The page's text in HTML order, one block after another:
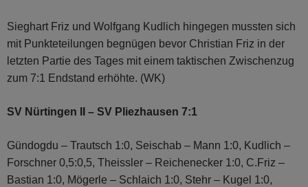
Sieghart Friz und Wolfgang Kudlich hingegen mussten sich
mit Punkteteilungen begnügen bevor Christian Friz in der
letzten Partie des Tages mit einem taktischen Zwischenzug
zum 7:1 Endstand erhöhte. (WK)
SV Nürtingen II – SV Pliezhausen 7:1
Gündogdu – Trautsch 1:0, Seischab – Mann 1:0, Kudlich –
Forschner 0,5:0,5, Theissler – Reichenecker 1:0, C.Friz –
Bastian 1:0, Mögerle – Schlaich 1:0, Stehr – Kugel 1:0,